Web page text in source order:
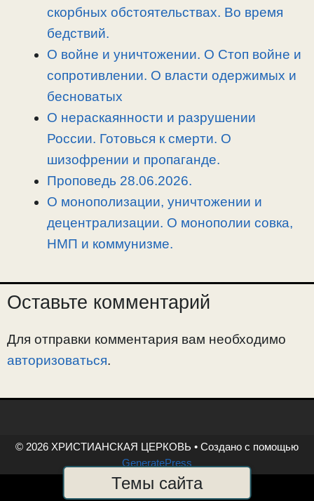
скорбных обстоятельствах. Во время
бедствий.
О войне и уничтожении. О Стоп войне и
сопротивлении. О власти одержимых и
бесноватых
О нераскаянности и разрушении
России. Готовься к смерти. О
шизофрении и пропаганде.
Проповедь 28.06.2026.
О монополизации, уничтожении и
децентрализации. О монополии совка,
НМП и коммунизме.
Оставьте комментарий
Для отправки комментария вам необходимо
авторизоваться.
© 2026 ХРИСТИАНСКАЯ ЦЕРКОВЬ • Создано с помощью
GeneratePress
Темы сайта